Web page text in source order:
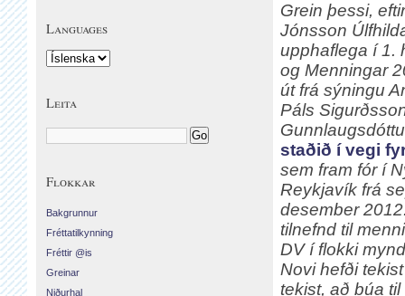
Grein þessi,
Jónsson
upphaflega í 1.
og Menningar
út frá sýningu
Páls
staðið í vegi
sem fram fór í
Reykjavík frá
desember
tilnefnd til
DV í flokki
Novi hefði
tekist, að búa
Languages
Leita
Flokkar
Bakgrunnur
Fréttatilkynning
Fréttir @is
Greinar
Niðurhal